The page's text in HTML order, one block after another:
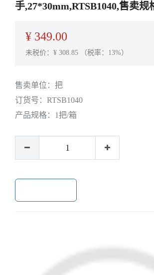
手,27*30mm,RTSB1040,售卖规
¥ 349.00
未税价：¥ 308.85 （税率：13%）
售卖单位： 把
订货号： RTSB1040
产品规格： 1把/箱